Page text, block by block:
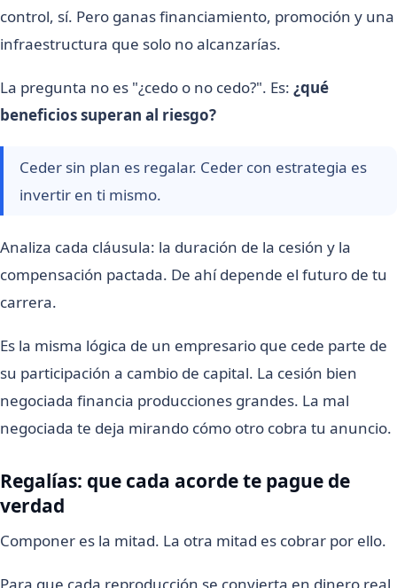
control, sí. Pero ganas financiamiento, promoción y una
infraestructura que solo no alcanzarías.
La pregunta no es "¿cedo o no cedo?". Es: ¿qué
beneficios superan al riesgo?
Ceder sin plan es regalar. Ceder con estrategia es
invertir en ti mismo.
Analiza cada cláusula: la duración de la cesión y la
compensación pactada. De ahí depende el futuro de tu
carrera.
Es la misma lógica de un empresario que cede parte de
su participación a cambio de capital. La cesión bien
negociada financia producciones grandes. La mal
negociada te deja mirando cómo otro cobra tu anuncio.
Regalías: que cada acorde te pague de
verdad
Componer es la mitad. La otra mitad es cobrar por ello.
Para que cada reproducción se convierta en dinero real,